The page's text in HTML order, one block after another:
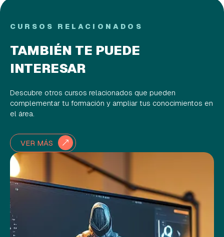
CURSOS RELACIONADOS
TAMBIÉN TE PUEDE
INTERESAR
Descubre otros cursos relacionados que pueden
complementar tu formación y ampliar tus conocimientos en
el área.
VER MÁS